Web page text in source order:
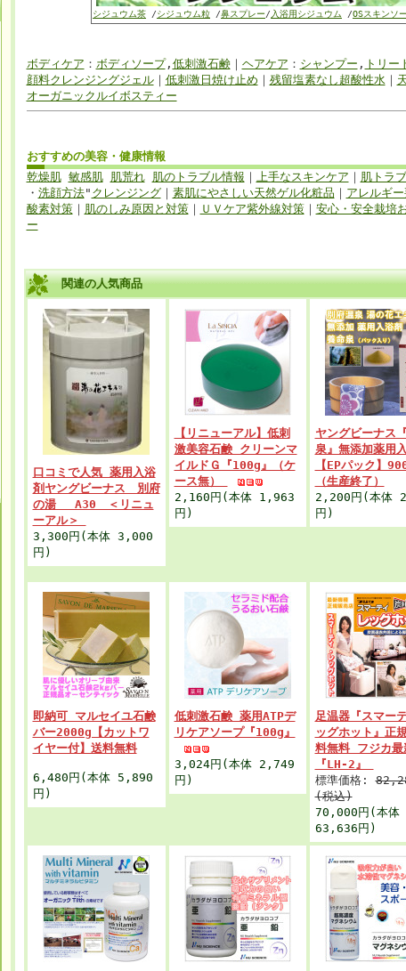
シジュウム茶 /シジュウム粒 /鼻スプレー/ 入浴用シジュウム /OSスキンソ
ボディケア ： ボディソープ, 低刺激石鹸｜ ヘアケア ： シャンプー , トリー
顔料クレンジングジェル｜ 低刺激日焼け止め ｜ 残留塩素なし超酸性水 ｜
オーガニックルイボスティー
おすすめの美容・健康情報
乾燥肌 敏感肌 肌荒れ 肌のトラブル情報 ｜ 上手なスキンケア ｜ 肌トラ
・ 洗顔方法" クレンジング｜ 素肌にやさしい天然ゲル化粧品 ｜ アレルギ
酸素対策｜ 肌のしみ原因と対策｜ ＵＶケア紫外線対策｜ 安心・安全栽培
ー
関連の人気商品
口コミで人気 薬用入浴
剤ヤングビーナス 別府
の湯 A30 ＜リニュ
ーアル＞
3,300円(本体 3,000
円)
【リニューアル】低刺
激美容石鹸 クリーンマ
イルドＧ『100g』（ケ
ース無）
2,160円(本体 1,963
円)
ヤングビーナス
泉』無添加薬用
【EPパック】
（生産終了）
2,200円(本体
円)
即納可 マルセイユ石鹸
バー2000g【カットワ
イヤー付】送料無料
6,480円(本体 5,890
円)
低刺激石鹸 薬用ATPデ
リケアソープ『100g』
3,024円(本体 2,749
円)
足温器『スマー
ッグホット』正
料無料 フジカ最
『LH‐2』
標準価格:
(税込)
70,000円(本体
63,636円)